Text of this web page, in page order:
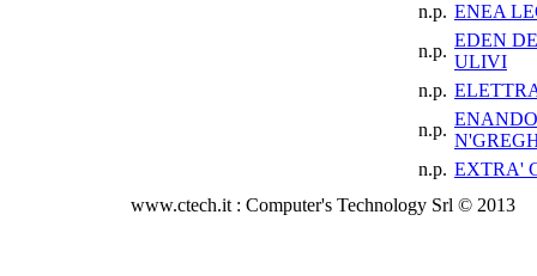
n.p. ENEA
n.p.
EDEN
ULIVI
n.p.
n.p.
n.p. EXTRA'
www.ctech.it : Computer's Technology Srl © 2013